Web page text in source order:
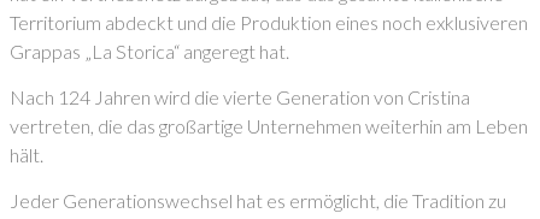
Territorium abdeckt und die Produktion eines noch exklusiveren
Grappas „La Storica“ angeregt hat.
Nach 124 Jahren wird die vierte Generation von Cristina
vertreten, die das großartige Unternehmen weiterhin am Leben
hält.
Jeder Generationswechsel hat es ermöglicht, die Tradition zu